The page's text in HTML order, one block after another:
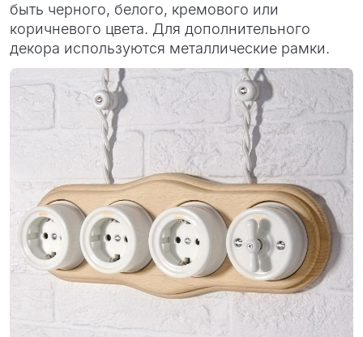
быть черного, белого, кремового или
коричневого цвета. Для дополнительного
декора используются металлические рамки.